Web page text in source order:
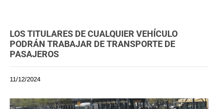
LOS TITULARES DE CUALQUIER VEHÍCULO
PODRÁN TRABAJAR DE TRANSPORTE DE
PASAJEROS
11/12/2024